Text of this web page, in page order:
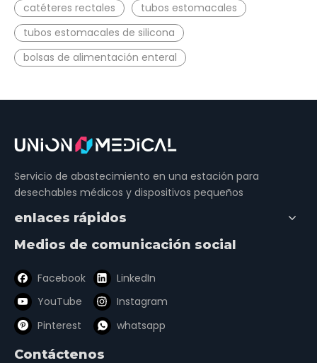
catéteres rectales
tubos estomacales
tubos estomacales de silicona
bolsas de alimentación enteral
Servicio de abastecimiento en una estación para
desechables médicos y dispositivos pequeños
enlaces rápidos
Medios de comunicación social
Facebook
LinkedIn
YouTube
Instagram
Pinterest
whatsapp
Contáctenos